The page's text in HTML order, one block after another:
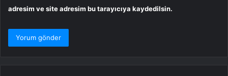
adresim ve site adresim bu tarayıcıya kaydedilsin.